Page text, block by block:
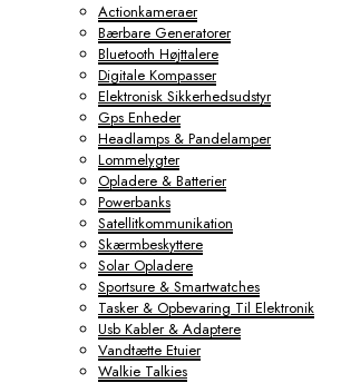
Actionkameraer
Bærbare Generatorer
Bluetooth Højttalere
Digitale Kompasser
Elektronisk Sikkerhedsudstyr
Gps Enheder
Headlamps & Pandelamper
Lommelygter
Opladere & Batterier
Powerbanks
Satellitkommunikation
Skærmbeskyttere
Solar Opladere
Sportsure & Smartwatches
Tasker & Opbevaring Til Elektronik
Usb Kabler & Adaptere
Vandtætte Etuier
Walkie Talkies